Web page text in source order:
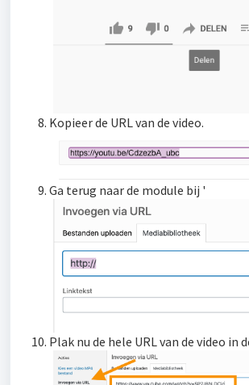
Kopieer de URL van de video.
Ga terug naar de module bij '
Plak nu de hele URL van de video in